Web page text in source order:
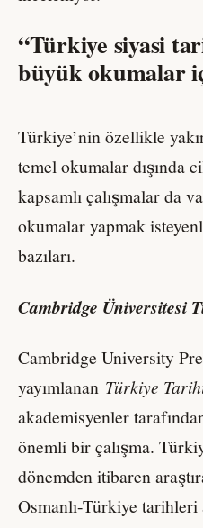
“Türkiye siyasi
büyük okumalar
Türkiye’nin özellikle
temel okumalar dışında
kapsamlı çalışmalar da
okumalar yapmak
bazıları.
Cambridge Üniversitesi
Cambridge University
yayımlanan Türkiye
akademisyenler
önemli bir çalışma.
dönemden itibaren
Osmanlı-Türkiye